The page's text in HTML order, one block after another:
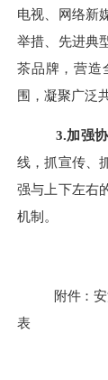
电视、网络新
举措、先进典
茶品牌，营造
围，凝聚广泛
3.加强
线，抓宣传、
强与上下左右
机制。
附件：
表